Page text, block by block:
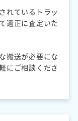
れているトラッ
適正に査定いた
搬送が必要にな
にご相談くださ